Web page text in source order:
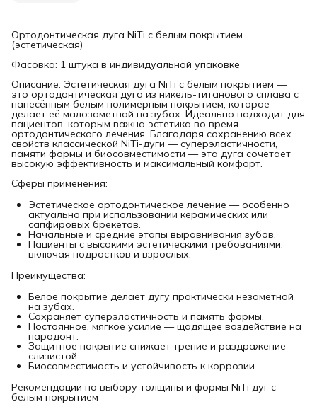
Ортодонтическая дуга NiTi с белым покрытием
(эстетическая)
Фасовка: 1 штука в индивидуальной упаковке
Описание: Эстетическая дуга NiTi с белым покрытием —
это ортодонтическая дуга из никель-титанового сплава с
нанесённым белым полимерным покрытием, которое
делает её малозаметной на зубах. Идеально подходит для
пациентов, которым важна эстетика во время
ортодонтического лечения. Благодаря сохранению всех
свойств классической NiTi-дуги — суперэластичности,
памяти формы и биосовместимости — эта дуга сочетает
высокую эффективность и максимальный комфорт.
Сферы применения:
Эстетическое ортодонтическое лечение — особенно
актуально при использовании керамических или
сапфировых брекетов.
Начальные и средние этапы выравнивания зубов.
Пациенты с высокими эстетическими требованиями,
включая подростков и взрослых.
Преимущества:
Белое покрытие делает дугу практически незаметной
на зубах.
Сохраняет суперэластичность и память формы.
Постоянное, мягкое усилие — щадящее воздействие на
пародонт.
Защитное покрытие снижает трение и раздражение
слизистой.
Биосовместимость и устойчивость к коррозии.
Рекомендации по выбору толщины и формы NiTi дуг с
белым покрытием